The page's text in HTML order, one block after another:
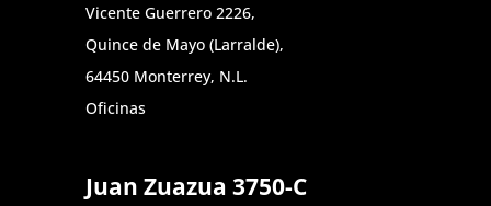
Vicente Guerrero 2226,
Quince de Mayo (Larralde),
64450 Monterrey, N.L.
Oficinas
Juan Zuazua 3750-C